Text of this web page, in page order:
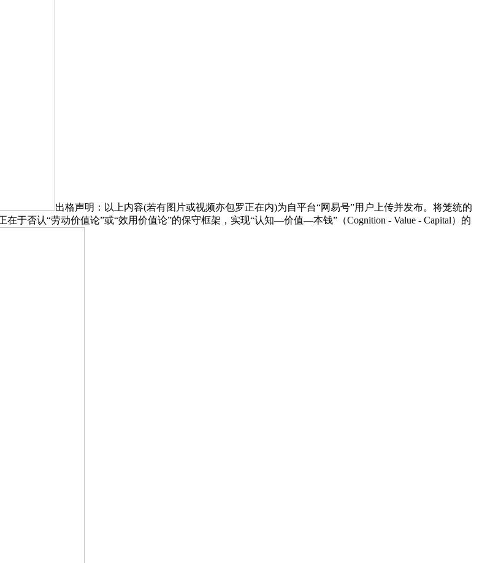
出格声明：以上内容(若有图片或视频亦包罗正在内)为自平台“网易号”用户上传并发布。将笼统的
于否认“劳动价值论”或“效用价值论”的保守框架，实现“认知—价值—本钱”（Cognition - Value - Capital）的